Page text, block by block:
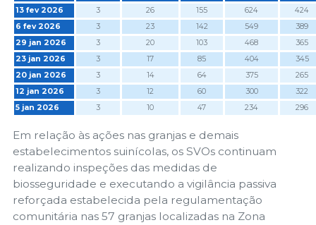
13 fev 2026 3 26 155 624
424
6 fev 2026
3 23 142 549
389
29 jan 2026
3 20 103 468
365
23 jan 2026
3 17 85 404
345
20 jan 2026
3 14 64 375
265
12 jan 2026
3 12 60 300
322
5 jan 2026
3 10 47 234 296
Em relação às ações nas granjas e demais
estabelecimentos suinícolas, os SVOs continuam
realizando inspeções das medidas de
biosseguridade e executando a vigilância passiva
reforçada estabelecida pela regulamentação
comunitária nas 57 granjas localizadas na Zona